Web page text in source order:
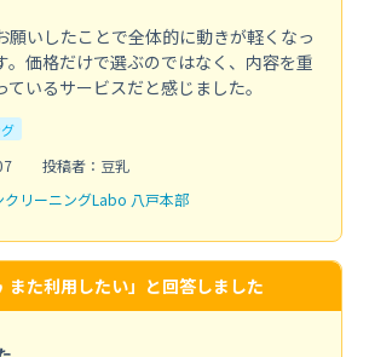
願いしたことで全体的に動きが軽くなっ
。価格だけで選ぶのではなく、内容を重
いるサービスだと感じました。
投稿者：豆乳
クリーニングLabo 八戸本部
また利用したい」と回答しました